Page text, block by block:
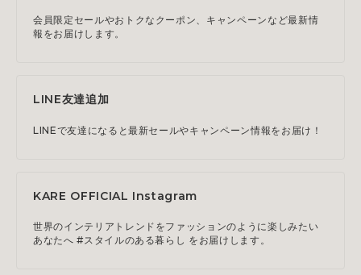
会員限定セールやおトクなクーポン、キャンペーンなど最新情
報をお届けします。
LINE友達追加
LINEで友達になると最新セールやキャンペーン情報をお届け！
KARE OFFICIAL Instagram
世界のインテリアトレンドをファッションのように楽しみたい
あなたへ #スタイルのある暮らし をお届けします。